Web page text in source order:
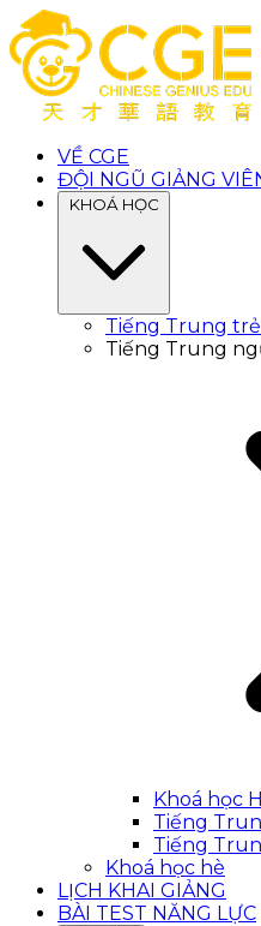
VỀ CGE
ĐỘI NGŨ GIẢNG
KHOÁ HỌC
Tiếng Trung
Tiếng Trung
Khoá học
Tiếng
Tiếng
Khoá học hè
LỊCH KHAI GIẢNG
BÀI TEST NĂNG LỰC